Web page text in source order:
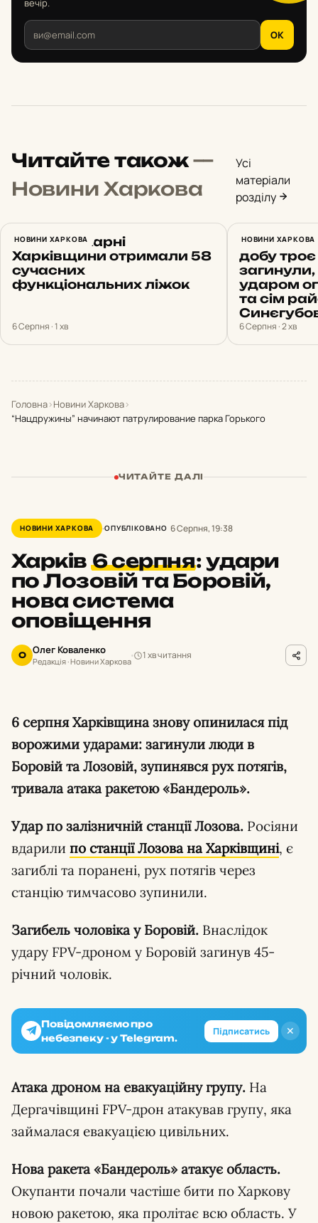
вечір.
OK
Читайте також—
Новини Харкова
Усі
матеріали
розділу
НОВИНИ ХАРКОВА
Ще три лікарні
Харківщини отримали 58
сучасних
функціональних ліжок
6 Серпня · 1 хв
НОВИНИ ХАРКОВА
Обстріли
добу
загинули,
ударом
та сім
6 Серпня · 2 хв
Головна›Новини Харкова›
“Нацдружины” начинают патрулирование парка Горького
ЧИТАЙТЕ ДАЛІ
НОВИНИ ХАРКОВА ОПУБЛІКОВАНО 6 Серпня, 19:38
Харків6 серпня:удари
по Лозовій та Боровій,
нова система
оповіщення
О Олег Коваленко
Редакція · Новини Харкова
1 хв читання
6 серпня Харківщина знову опинилася під
ворожими ударами: загинули люди в
Боровій та Лозовій, зупинявся рух потягів,
тривала атака ракетою «Бандероль».
Удар по залізничній станції Лозова. Росіяни
вдарили по станції Лозова на Харківщині, є
загиблі та поранені, рух потягів через
станцію тимчасово зупинили.
Загибель чоловіка у Боровій. Внаслідок
удару FPV-дроном у Боровій загинув 45-
річний чоловік.
✕
Повідомляємо про
небезпеку - у Telegram.
Підписатись
Атака дроном на евакуаційну групу. На
Дергачівщині FPV-дрон атакував групу, яка
займалася евакуацією цивільних.
Нова ракета «Бандероль» атакує область.
Окупанти почали частіше бити по Харкову
новою ракетою, яка пролітає всю область. У